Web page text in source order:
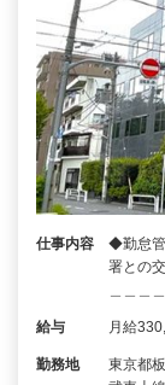
仕事内容
◆勤怠
署との
給与 月給
勤務地
東京都